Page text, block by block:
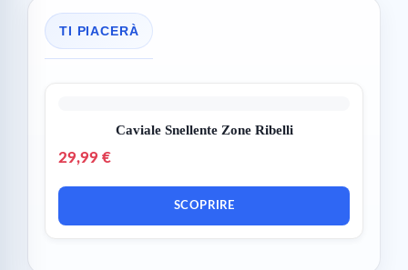
TI PIACERÀ
Caviale Snellente Zone Ribelli
29,99 €
SCOPRIRE